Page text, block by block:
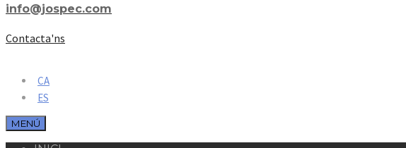
info@jospec.com
Contacta'ns
CA
ES
MENÚ